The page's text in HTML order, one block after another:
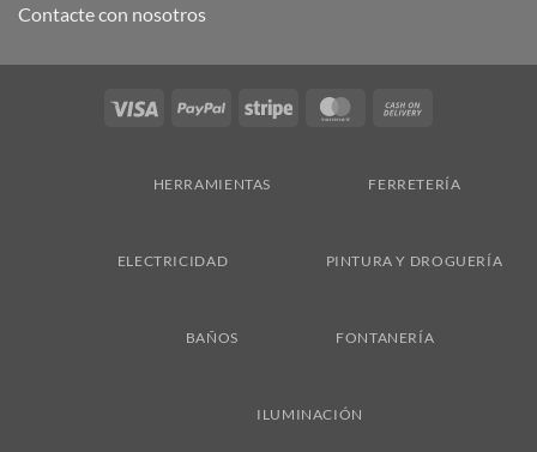
Contacte con nosotros
Visa PayPal Stripe MasterCard
HERRAMIENTAS FERRETERÍA
ELECTRICIDAD PINTURA Y DROGUERÍA
BAÑOS FONTANERÍA
ILUMINACIÓN